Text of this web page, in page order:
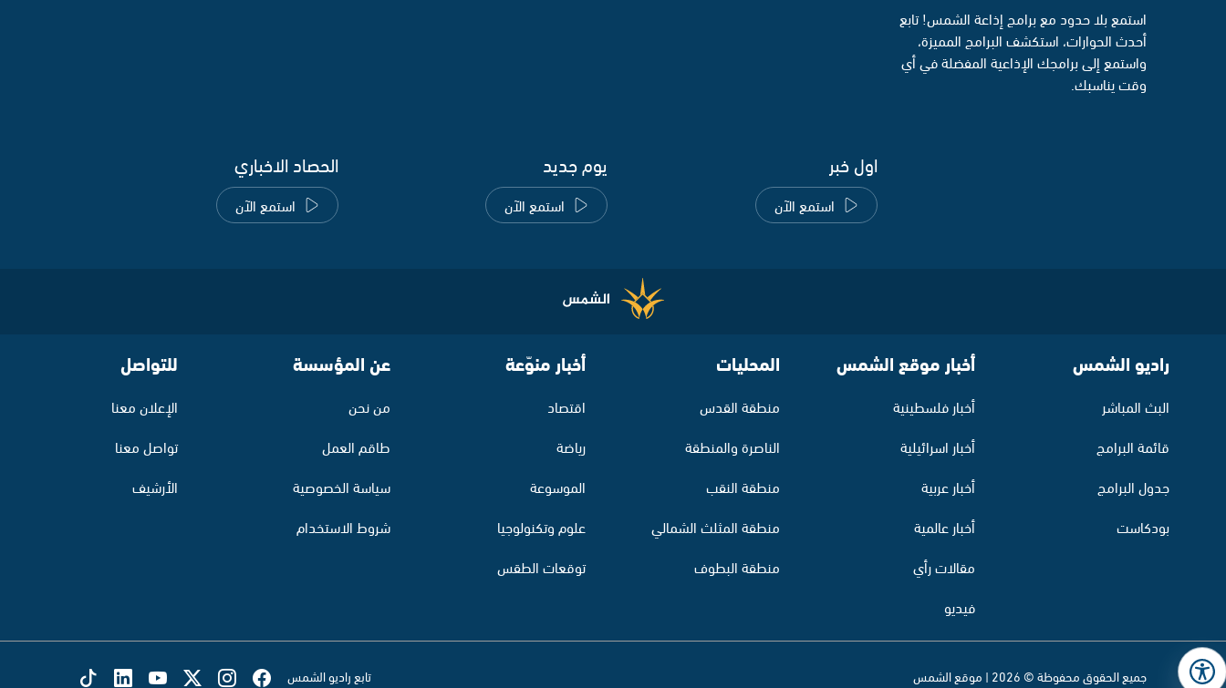
استمع بلا حدود مع برامج إذاعة الشمس! تابع
أحدث الحوارات، استكشف البرامج المميزة،
واستمع إلى برامجك الإذاعية المفضلة في أي
وقت يناسبك.
اول خبر
استمع الآن
يوم جديد
استمع الآن
الحصاد الاخباري
استمع الآن
راديو الشمس
البث المباشر
قائمة البرامج
جدول البرامج
بودكاست
أخبار موقع الشمس
أخبار فلسطينية
أخبار اسرائيلية
أخبار عربية
أخبار عالمية
مقالات رأي
فيديو
المحليات
منطقة القدس
الناصرة والمنطقة
منطقة النقب
منطقة المثلث الشمالي
منطقة البطوف
أخبار منوّعة
اقتصاد
رياضة
الموسوعة
علوم وتكنولوجيا
توقعات الطقس
عن المؤسسة
من نحن
طاقم العمل
سياسة الخصوصية
شروط الاستخدام
للتواصل
الإعلان معنا
تواصل معنا
الأرشيف
جميع الحقوق محفوظة © 2026 | موقع الشمس تابع راديو الشمس